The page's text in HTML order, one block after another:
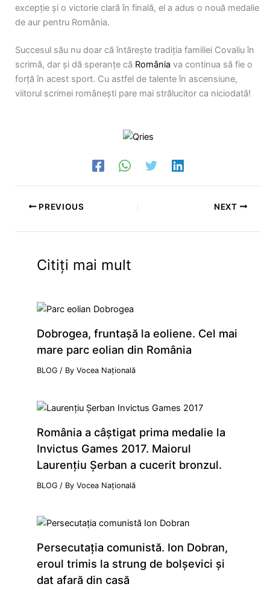
excepție și o victorie clară în finală, el a adus o nouă medalie
de aur pentru România.
Succesul său nu doar că întărește tradiția familiei Covaliu în
scrimă, dar și dă speranțe că România va continua să fie o
forță în acest sport. Cu astfel de talente în ascensiune,
viitorul scrimei românești pare mai strălucitor ca niciodată!
PREVIOUS NEXT
Citiți mai mult
Dobrogea, fruntaşă la eoliene. Cel mai
mare parc eolian din România
BLOG / ByVocea Națională
România a câştigat prima medalie la
Invictus Games 2017. Maiorul
Laurenţiu Şerban a cucerit bronzul.
BLOG / ByVocea Națională
Persecutaţia comunistă. Ion Dobran,
eroul trimis la strung de bolşevici şi
dat afară din casă